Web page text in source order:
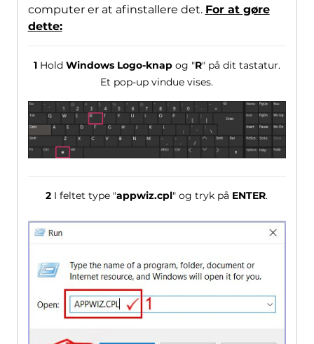
computer er at afinstallere det. For at gøre
dette:
1Hold Windows Logo-knapog "R" på dit tastatur.
Et pop-up vindue vises.
2 I feltet type "appwiz.cpl" og tryk på ENTER.